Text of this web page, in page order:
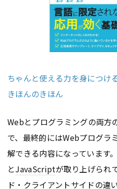
ちゃんと使える力を身につけ
きほんのきほん
Webとプログラミングの両方
で、最終的にはWebプログラ
解できる内容になっています
とJavaScriptが取り上げられ
ド・クライアントサイドの違